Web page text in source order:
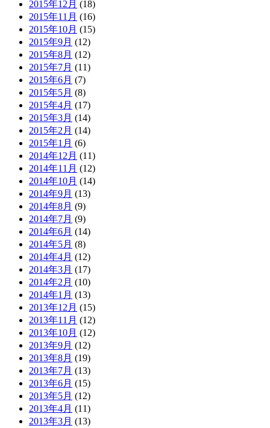
2015年12月 (18)
2015年11月 (16)
2015年10月 (15)
2015年9月 (12)
2015年8月 (12)
2015年7月 (11)
2015年6月 (7)
2015年5月 (8)
2015年4月 (17)
2015年3月 (14)
2015年2月 (14)
2015年1月 (6)
2014年12月 (11)
2014年11月 (12)
2014年10月 (14)
2014年9月 (13)
2014年8月 (9)
2014年7月 (9)
2014年6月 (14)
2014年5月 (8)
2014年4月 (12)
2014年3月 (17)
2014年2月 (10)
2014年1月 (13)
2013年12月 (15)
2013年11月 (12)
2013年10月 (12)
2013年9月 (12)
2013年8月 (19)
2013年7月 (13)
2013年6月 (15)
2013年5月 (12)
2013年4月 (11)
2013年3月 (13)